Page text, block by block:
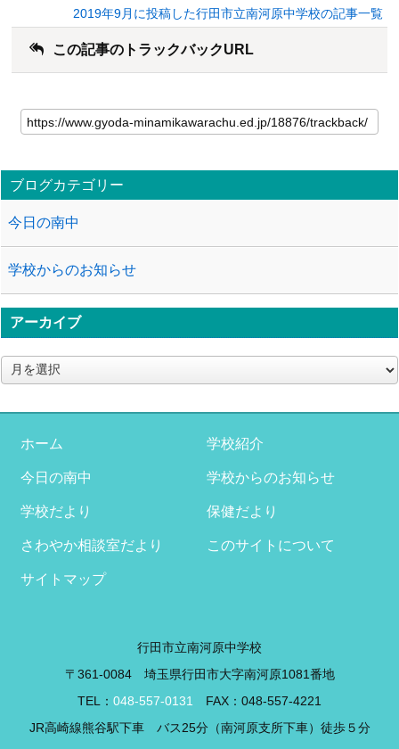
2019年9月に投稿した行田市立南河原中学校の記事一覧
この記事のトラックバックURL
ブログカテゴリー
今日の南中
学校からのお知らせ
アーカイブ
ア
ー
イ
ホーム 学校紹介
今日の南中 学校からのお知らせ
学校だより 保健だより
さわやか相談室だより このサイトについて
サイトマップ
行田市立南河原中学校
〒361-0084 埼玉県行田市大字南河原1081番地
TEL： 048-557-0131
FAX：048-557-4221
JR高崎線熊谷駅下車 バス25分（南河原支所下車）徒歩５分